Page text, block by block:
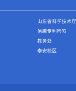
山东省科学技术厅
佰腾专利检索
教务处
泰安校区